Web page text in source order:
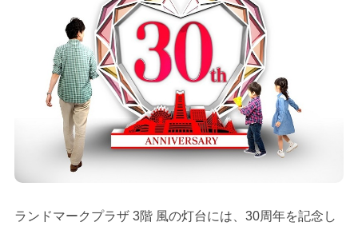
ランドマークプラザ 3階 風の灯台には、30周年を記念し